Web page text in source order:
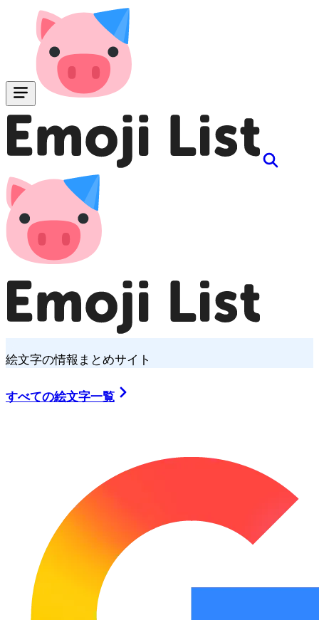
絵文字の情報まとめサイト
すべての絵文字一覧